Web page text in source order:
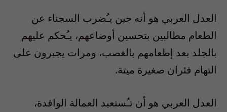
العدل العربي هو أنه حين يـُضرب السجناء عن
الطعام مطالبين بتحسين أوضاعهم، يـُحكم عليهم
بالجلد بعد إطعامهم بالغصب، ومرات يجبرون على
التهام فئران صغيرة ميتة.
العدل العربي هو أن تـُستعبد العمالة الوافدة،